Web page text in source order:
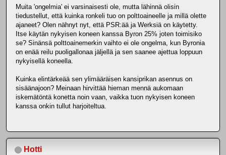
Muita 'ongelmia' ei varsinaisesti ole, mutta lähinnä olisin
tiedustellut, että kuinka ronkeli tuo on polttoaineelle ja millä olette
ajaneet? Olen nähnyt nyt, että PSR:ää ja Werksiä on käytetty.
Itse käytän nykyisen koneen kanssa Byron 25% joten toimisiko
se? Sinänsä polttoainemerkin vaihto ei ole ongelma, kun Byronia
on enää reilu puoligallonaa jäljellä ja sen saanee ajettua loppuun
nykyisellä koneella.
Kuinka elintärkeää sen ylimääräisen kansiprikan asennus on
sisäänajoon? Meinaan hirvittää hieman mennä aukomaan
iskemätöntä konetta noin vaan, vaikka tuon nykyisen koneen
kanssa onkin tullut harjoiteltua.
Hotti